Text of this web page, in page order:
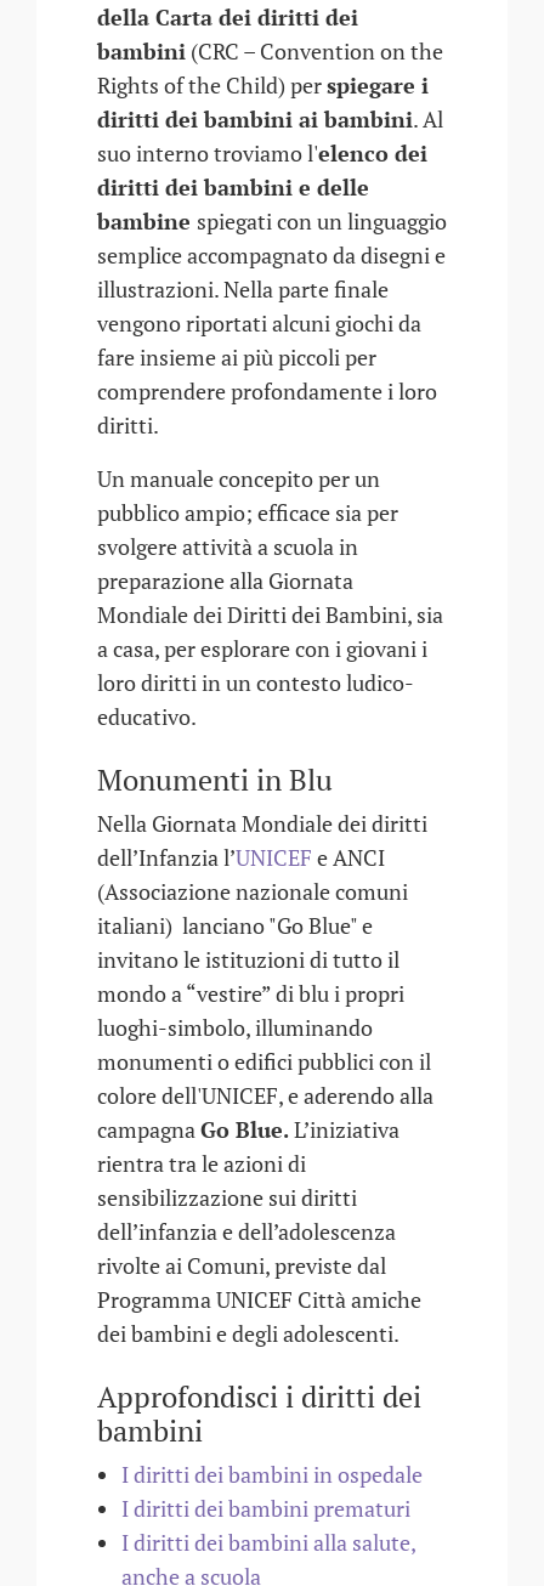
della Carta dei diritti dei
bambini (CRC – Convention on the
Rights of the Child) perspiegare i
diritti dei bambini ai bambini. Al
suo interno troviamo l'elenco dei
diritti dei bambini e delle
bambine spiegati con un linguaggio
semplice accompagnato da disegni e
illustrazioni. Nella parte finale
vengono riportati alcuni giochi da
fare insieme ai più piccoli per
comprendere profondamente i loro
diritti.
Un manuale concepito per un
pubblico ampio; efficace sia per
svolgere attività a scuola in
preparazione alla Giornata
Mondiale dei Diritti dei Bambini, sia
a casa, per esplorare con i giovani i
loro diritti in un contesto ludico-
educativo.
Monumenti in Blu
Nella Giornata Mondiale dei diritti
dell’Infanzia l’UNICEF e ANCI
(Associazione nazionale comuni
italiani) lanciano "Go Blue" e
invitano le istituzioni di tutto il
mondo a “vestire” di blu i propri
luoghi-simbolo, illuminando
monumenti o edifici pubblici con il
colore dell'UNICEF, e aderendo alla
campagnaGo Blue.L’iniziativa
rientra tra le azioni di
sensibilizzazione sui diritti
dell’infanzia e dell’adolescenza
rivolte ai Comuni, previste dal
Programma UNICEF Città amiche
dei bambini e degli adolescenti.
Approfondisci i diritti dei
bambini
I diritti dei bambini in ospedale
I diritti dei bambini prematuri
I diritti dei bambini alla salute,
anche a scuola